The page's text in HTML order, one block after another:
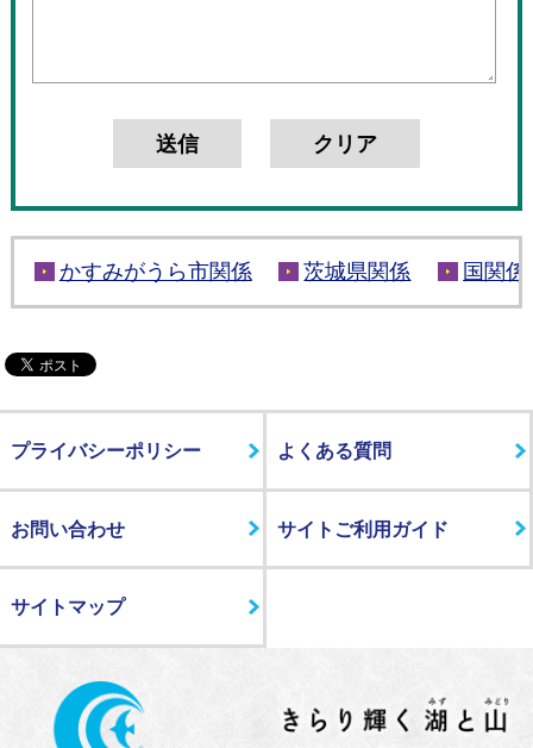
かすみがうら市関係 茨城県関係 国関係
プライバシーポリシー よくある質問
お問い合わせ サイトご利用ガイド
サイトマップ